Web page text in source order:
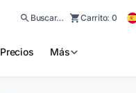
Buscar… Carrito: 0
Precios Más